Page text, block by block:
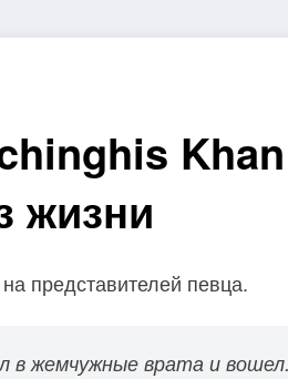
жизни
представителей певца.
в жемчужные врата и